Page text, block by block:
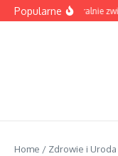
Przejdź do treści
PopularneJak naturalnie
Home / Zdrowie i Uroda